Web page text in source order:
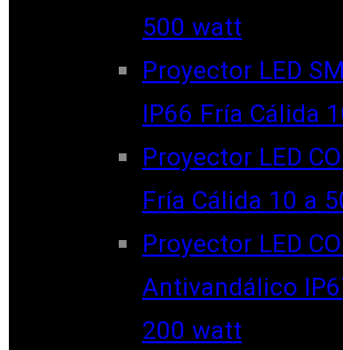
500 watt
Proyector LED
IP66 Fría Cálida
Proyector LED
Fría Cálida 10 a
Proyector LED
Antivandálico
200 watt